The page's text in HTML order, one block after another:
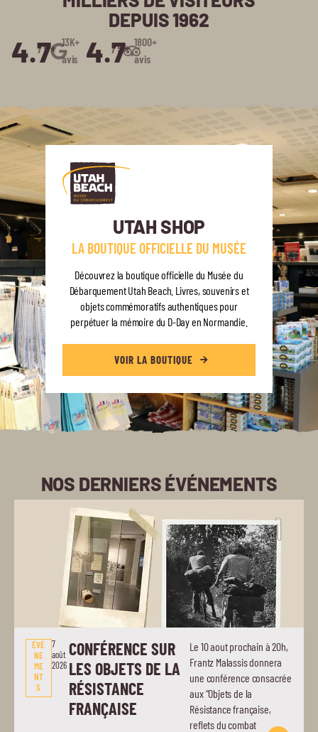
DEPUIS 1962
4.7
/5⭑ 13K+
avis
4.7
/5⭑ 1800+
avis
UTAH SHOP
LA BOUTIQUE OFFICIELLE DU MUSÉE
Découvrez la boutique officielle du Musée du
Débarquement Utah Beach. Livres, souvenirs et
objets commémoratifs authentiques pour
perpétuer la mémoire du D-Day en Normandie.
VOIR LA BOUTIQUE
NOS DERNIERS ÉVÉNEMENTS
ÉVÉ
NE
ME
NT
S
7
août
2026
CONFÉRENCE SUR
LES OBJETS DE LA
RÉSISTANCE
FRANÇAISE
Le 10 aout prochain à 20h,
Frantz Malassis donnera
une conférence consacrée
aux “Objets de la
Résistance française,
reflets du combat